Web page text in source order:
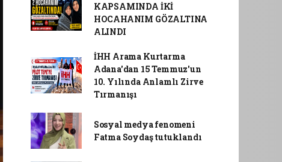
KAPSAMINDA İKİ
HOCAHANIM GÖZALTINA
ALINDI
İHH Arama Kurtarma
Adana'dan 15 Temmuz'un
10. Yılında Anlamlı Zirve
Tırmanışı
Sosyal medya fenomeni
Fatma Soydaş tutuklandı